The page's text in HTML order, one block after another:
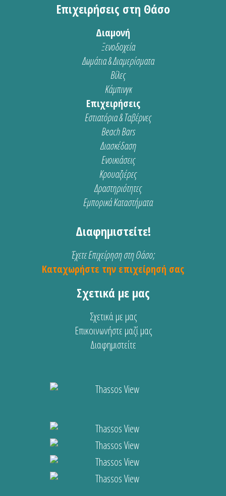
Επιχειρήσεις στη Θάσο
Διαμονή
Ξενοδοχεία
Δωμάτια & Διαμερίσματα
Βίλες
Κάμπινγκ
Επιχειρήσεις
Εστιατόρια & Ταβέρνες
Beach Bars
Διασκέδαση
Ενοικιάσεις
Κρουαζιέρες
Δραστηριότητες
Εμπορικά Καταστήματα
Διαφημιστείτε!
Έχετε Επιχείρηση στη Θάσο;
Καταχωρήστε την επιχείρησή σας
Σχετικά με μας
Σχετικά με μας
Επικοινωνήστε μαζί μας
Διαφημιστείτε